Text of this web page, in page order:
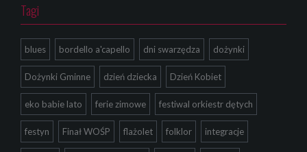
Tagi
blues bordello a'capello dni swarzędza dożynki
Dożynki Gminne dzień dziecka Dzień Kobiet
eko babie lato ferie zimowe festiwal orkiestr dętych
festyn Finał WOŚP flażolet folklor integracje